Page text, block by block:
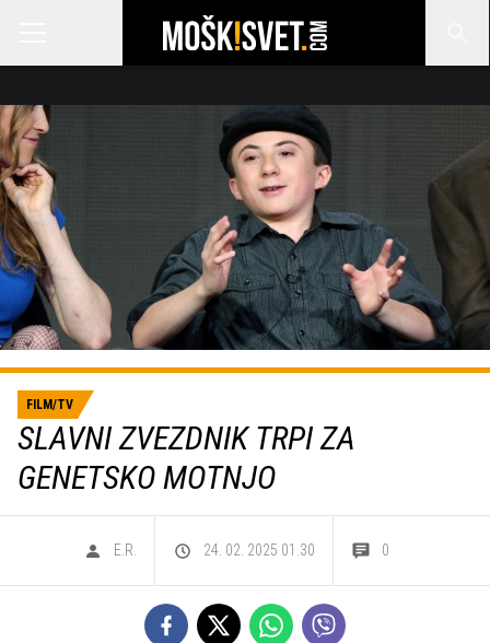
FILM/TV
SLAVNI ZVEZDNIK TRPI ZA
GENETSKO MOTNJO
E.R. 24. 02. 2025 01.30 0